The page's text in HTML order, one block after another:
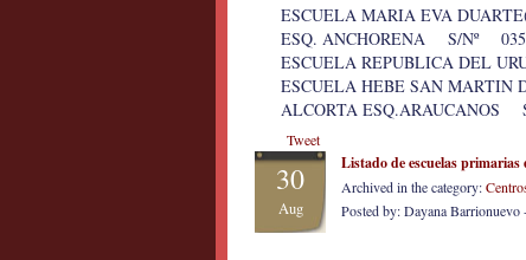
ESCUELA MARIA EVA
ESQ. ANCHORENA S/Nº
ESCUELA REPUBLICA DEL
ESCUELA HEBE SAN MARTIN
ALCORTA ESQ.ARAUCANOS
Tweet
30
Aug
Listado de escuelas
Archived in the category:
Posted by: Dayana Barrionuevo